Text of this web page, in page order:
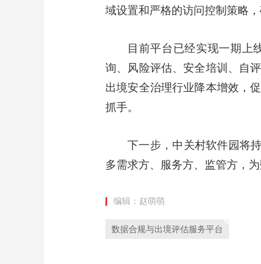
域设置和严格的访问控制策略
目前平台已经实现一期上
询、风险评估、安全培训、自
出境安全治理行业降本增效，
抓手。
下一步，中关村软件园将
多需求方、服务方、监管方，
编辑：赵萌萌
数据合规与出境评估服务平台